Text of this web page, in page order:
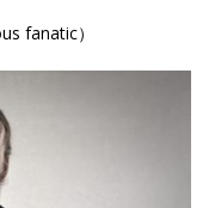
fanatic）